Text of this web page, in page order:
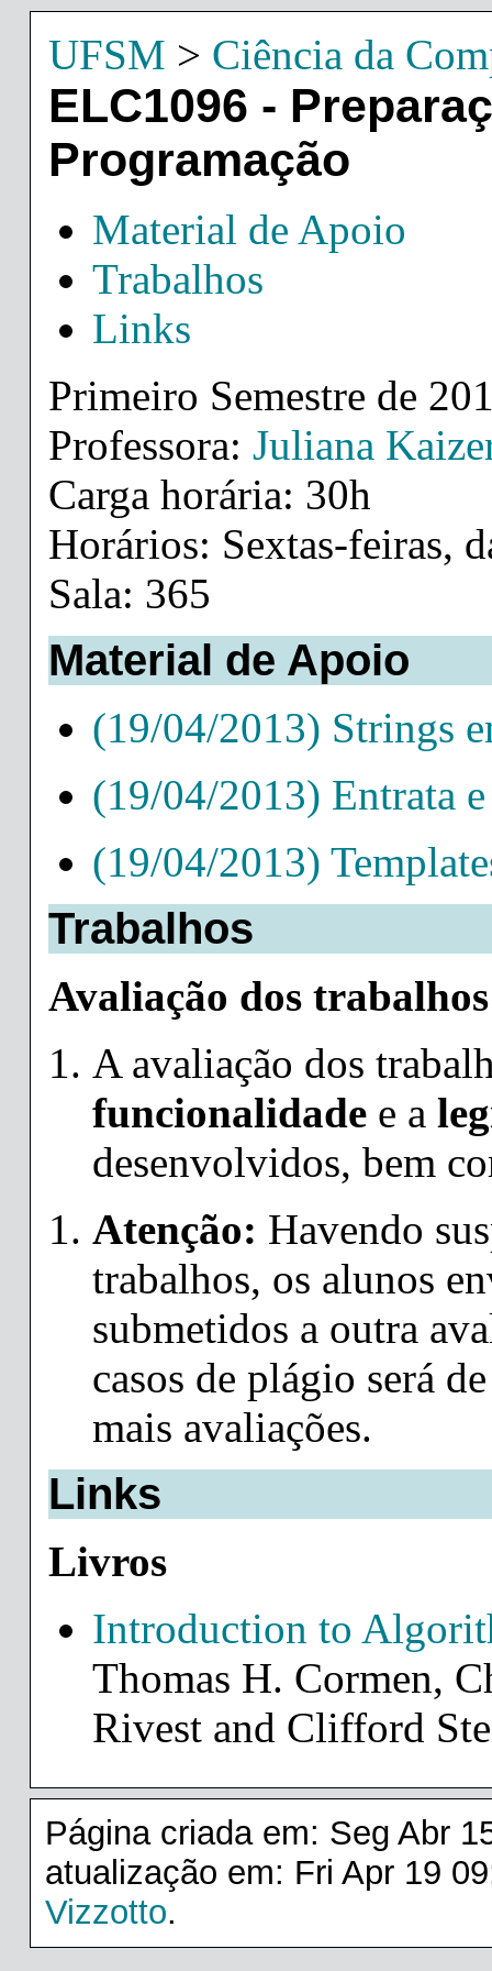
UFSM > Ciência da
ELC1096 -
Programação
Material de Apoio
Trabalhos
Links
Primeiro Semestre de
Professora:Juliana
Carga horária: 30h
Horários: Sextas-feiras,
Sala: 365
Material de Apoio
(19/04/2013) Strings
(19/04/2013) Entrata
(19/04/2013)
Trabalhos
Avaliação dos trabalhos
A avaliação dos
funcionalidade e a
desenvolvidos, bem
Atenção: Havendo
trabalhos, os alunos
submetidos a outra
casos de plágio será
mais avaliações.
Links
Livros
Introduction to
Thomas H. Cormen,
Rivest and Clifford
Página criada em: Seg Abr
atualização em: Fri Apr 19
Vizzotto.